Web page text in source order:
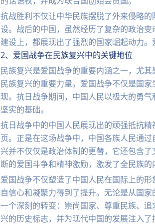
抗战胜利不仅让中华民族摆脱了外来侵略
设。战后的中国，虽然经历了复杂的政治
建设上，都展现出了强烈的国家崛起动力
2、爱国战争在民族复兴中的关键地位
民族复兴是爱国战争的重要内涵之一，尤
民族复兴的重要力量。爱国战争不仅是国
现。抗日战争期间，中国人民以极大的勇
坚实的基础。
抗日战争中的中国人民展现出的顽强抵抗
页。正是在这场战争中，中国各族人民通
兴并不仅仅是政治体制的更替，它还包含
断的爱国斗争和精神激励，激发了全民族的
爱国战争不仅塑造了中国人民在国际上的
自信心和凝聚力得到了提升。无论是从国
一个深刻的转变：崇尚国家、尊重民族、
兴的历史标志，并为现代中国的发展注入了